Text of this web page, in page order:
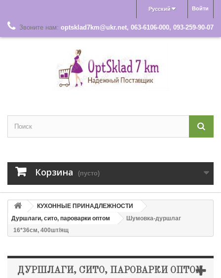
Войти
Русский
Звоните нам: optsklad7km@ukr.net, 063-6106-000, 093-259-90-07
Корзина (пусто)
КУХОННЫЕ ПРИНАДЛЕЖНОСТИ
Дуршлаги, сито, пароварки оптом
Шумовка-дуршлаг
16*36см, 400шт/ящ
ДУРШЛАГИ, СИТО, ПАРОВАРКИ ОПТОМ